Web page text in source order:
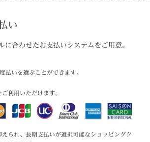
い
に合わせたお支払いシステムをご用意。
払いを選ぶことができます。
利用いただけます。
えられ、長期支払いが選択可能なショッピングク